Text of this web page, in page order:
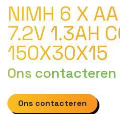
NIMH 6 X
7.2V 1.3AH
150X30X15
Ons contacteren
Ons contacteren